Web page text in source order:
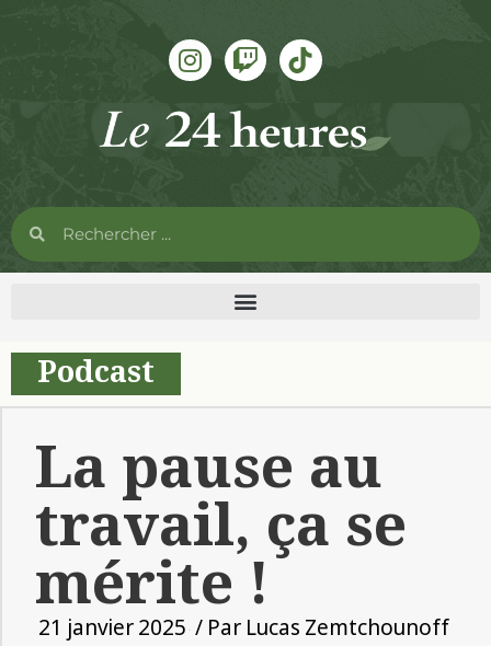
Podcast
La pause au
travail, ça se
mérite !
21 janvier 2025 / Par Lucas Zemtchounoff